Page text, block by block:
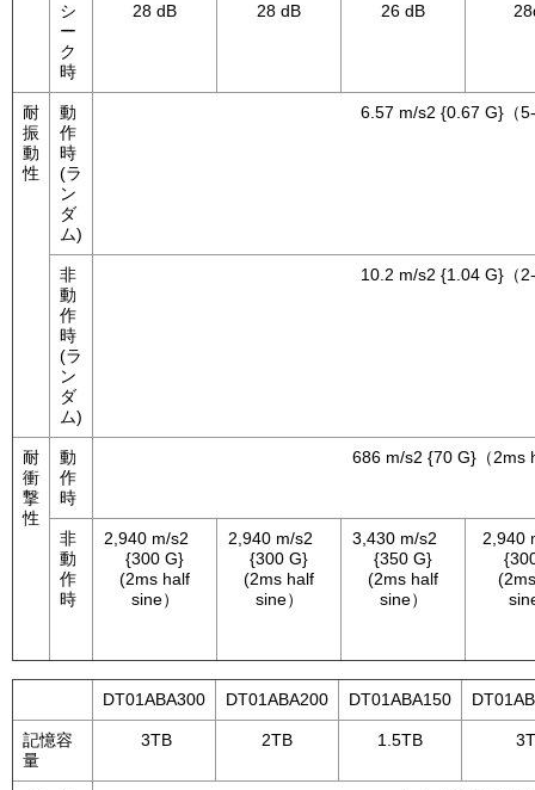
シ
ー
ク
時
28 dB 28 dB 26 dB
耐
振
動
性
動
作
時
(ラ
ン
ダ
ム)
6.57 m/s2 {0.67 G}（
非
動
作
時
(ラ
ン
ダ
ム)
10.2 m/s2 {1.04 G}（
耐
衝
撃
性
動
作
時
686 m/s2 {70 G}（2ms
非
動
作
時
2,940 m/s2
{300 G}
(2ms half
sine）
2,940 m/s2
{300 G}
(2ms half
sine）
3,430 m/s2
{350 G}
(2ms half
sine）
DT01ABA300 DT01ABA200 DT01ABA150
記憶容
量
3TB 2TB 1.5TB